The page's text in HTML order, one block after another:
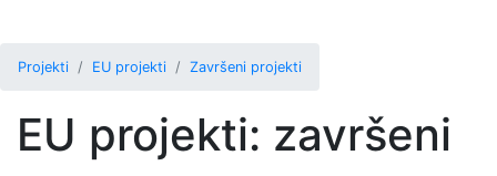
Projekti EU projekti Završeni projekti
EU projekti: završeni